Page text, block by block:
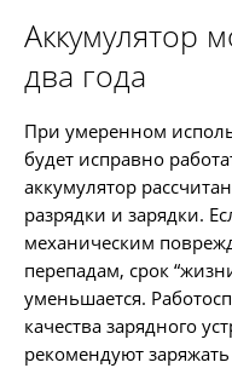
Аккумулятор
два года
При умеренном
будет исправно
аккумулятор
разрядки и зарядки.
механическим
перепадам, срок
уменьшается.
качества зарядного
рекомендуют